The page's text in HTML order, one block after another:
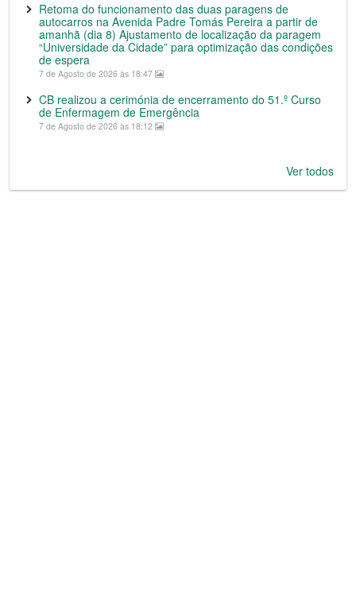
Retoma do funcionamento das duas paragens de
autocarros na Avenida Padre Tomás Pereira a partir de
amanhã (dia 8) Ajustamento de localização da paragem
“Universidade da Cidade” para optimização das condições
de espera
7 de Agosto de 2026 às 18:47
CB realizou a cerimónia de encerramento do 51.º Curso
de Enfermagem de Emergência
7 de Agosto de 2026 às 18:12
Ver todos